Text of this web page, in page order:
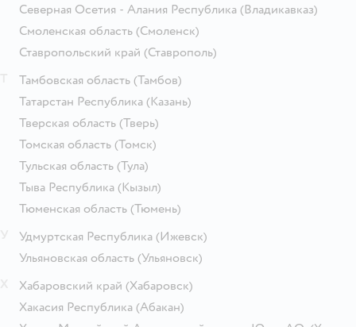
Северная Осетия - Алания Республика (Владикавказ)
Смоленская область (Смоленск)
Ставропольский край (Ставрополь)
Тамбовская область (Тамбов)
Татарстан Республика (Казань)
Тверская область (Тверь)
Томская область (Томск)
Тульская область (Тула)
Тыва Республика (Кызыл)
Тюменская область (Тюмень)
Удмуртская Республика (Ижевск)
Ульяновская область (Ульяновск)
Хабаровский край (Хабаровск)
Хакасия Республика (Абакан)